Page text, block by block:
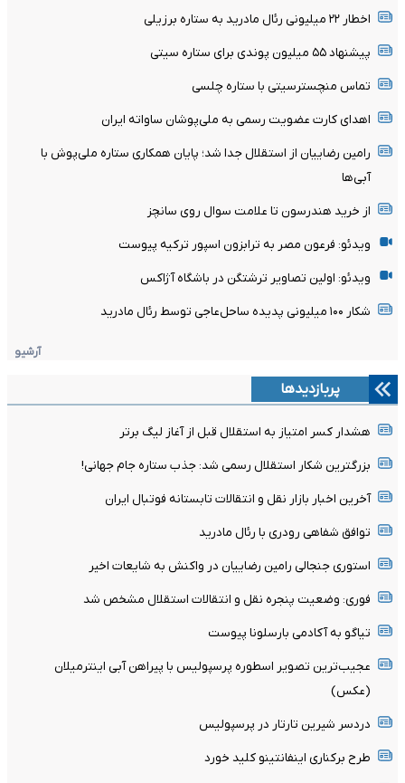
اخطار ۲۲ میلیونی رئال مادرید به ستاره برزیلی
پیشنهاد ۵۵ میلیون پوندی برای ستاره سیتی
تماس منچسترسیتی با ستاره چلسی
اهدای کارت عضویت رسمی به ملی‌پوشان ساواته ایران
رامین رضاییان از استقلال جدا شد؛ پایان همکاری ستاره ملی‌پوش با
آبی‌ها
از خرید هندرسون تا علامت سوال روی سانچز
ویدئو: فرعون مصر به ترابزون اسپور ترکیه پیوست
ویدئو: اولین تصاویر ترشتگن در باشگاه آژاکس
شکار ۱۰۰ میلیونی پدیده ساحل‌عاجی توسط رئال مادرید
آرشیو
پربازدیدها
هشدار کسر امتیاز به استقلال قبل از آغاز لیگ برتر
بزرگترین شکار استقلال رسمی شد: جذب ستاره جام جهانی!
آخرین اخبار بازار نقل و انتقالات تابستانه فوتبال ایران
توافق شفاهی رودری با رئال مادرید
استوری جنجالی رامین رضاییان در واکنش به شایعات اخیر
فوری: وضعیت پنجره نقل و انتقالات استقلال مشخص شد
تیاگو به آکادمی بارسلونا پیوست
عجیب‌ترین تصویر اسطوره پرسپولیس با پیراهن آبی اینترمیلان
(عکس)
دردسر شیرین تارتار در پرسپولیس
طرح برکناری اینفانتینو کلید خورد